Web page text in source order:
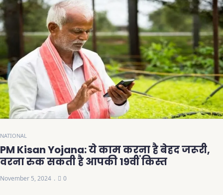
NATIONAL
PM Kisan Yojana: ये काम करना है बेहद जरूरी,
वरना रुक सकती है आपकी 19वीं किस्त
November 5, 2024 0